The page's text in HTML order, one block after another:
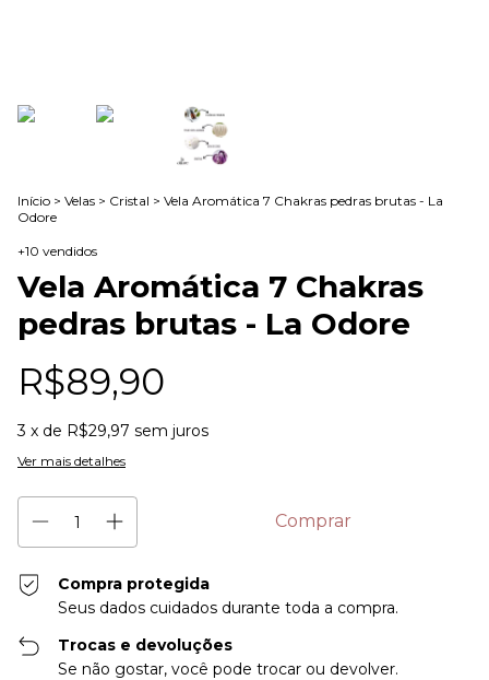
Início > Velas > Cristal > Vela Aromática 7 Chakras pedras brutas - La
Odore
+10 vendidos
Vela Aromática 7 Chakras
pedras brutas - La Odore
R$89,90
3 x de R$29,97 sem juros
Ver mais detalhes
Compra protegida
Seus dados cuidados durante toda a compra.
Trocas e devoluções
Se não gostar, você pode trocar ou devolver.